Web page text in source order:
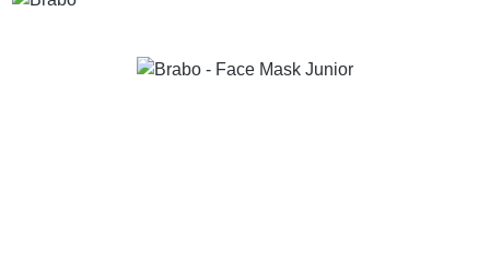
Bildergalerie überspringen